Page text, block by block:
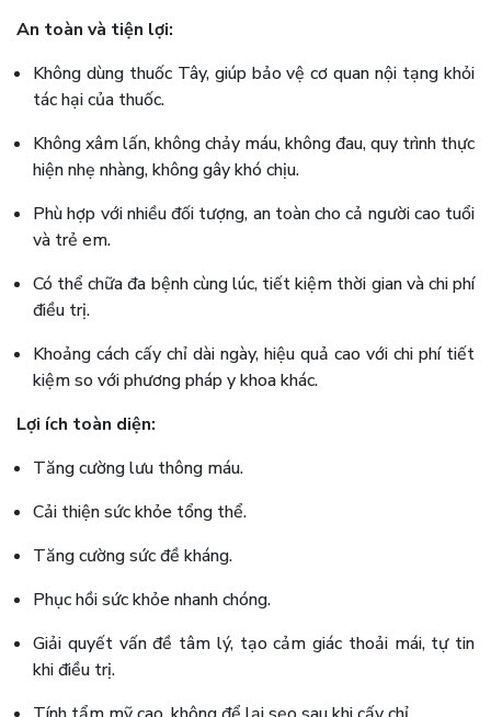
An toàn và tiện lợi:
Không dùng thuốc Tây, giúp bảo vệ cơ quan nội tạng khỏi
tác hại của thuốc.
Không xâm lấn, không chảy máu, không đau, quy trình thực
hiện nhẹ nhàng, không gây khó chịu.
Phù hợp với nhiều đối tượng, an toàn cho cả người cao tuổi
và trẻ em.
Có thể chữa đa bệnh cùng lúc, tiết kiệm thời gian và chi phí
điều trị.
Khoảng cách cấy chỉ dài ngày, hiệu quả cao với chi phí tiết
kiệm so với phương pháp y khoa khác.
Lợi ích toàn diện:
Tăng cường lưu thông máu.
Cải thiện sức khỏe tổng thể.
Tăng cường sức đề kháng.
Phục hồi sức khỏe nhanh chóng.
Giải quyết vấn đề tâm lý, tạo cảm giác thoải mái, tự tin
khi điều trị.